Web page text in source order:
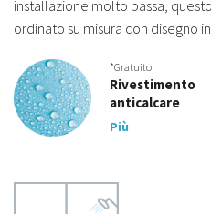
installazione molto bassa,
ordinato su misura con disegno
*Gratuito
Rivestimento
anticalcare
Più